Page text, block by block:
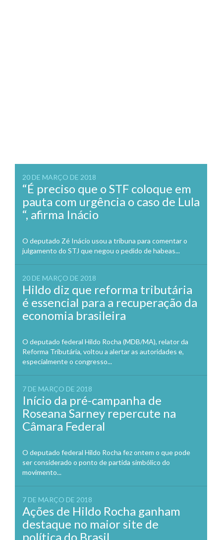
20 DE MARÇO DE 2018
“É preciso que o STF coloque em
pauta com urgência o caso de Lula
“, afirma Inácio
O deputado Zé Inácio usou a tribuna para comentar o
julgamento do STJ que negou o pedido de habeas...
20 DE MARÇO DE 2018
Hildo diz que reforma tributária
é essencial para a recuperação da
economia brasileira
O deputado federal Hildo Rocha (MDB/MA), relator da
Reforma Tributária, voltou a alertar as autoridades e,
especialmente o congresso...
7 DE MARÇO DE 2018
Início da pré-campanha de
Roseana Sarney repercute na
Câmara Federal
O deputado federal Hildo Rocha fez ontem o que pode
ser considerado o ponto de partida simbólico do
movimento...
7 DE MARÇO DE 2018
Ações de Hildo Rocha ganham
destaque no maior site de
política do Brasil